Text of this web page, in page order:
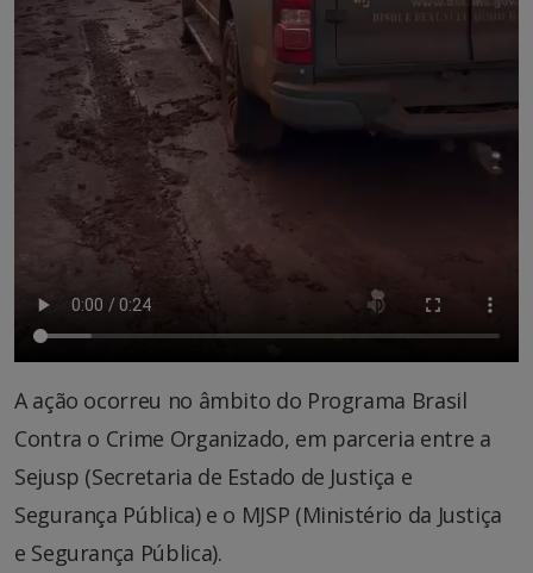
A ação ocorreu no âmbito do Programa Brasil
Contra o Crime Organizado, em parceria entre a
Sejusp (Secretaria de Estado de Justiça e
Segurança Pública) e o MJSP (Ministério da Justiça
e Segurança Pública).